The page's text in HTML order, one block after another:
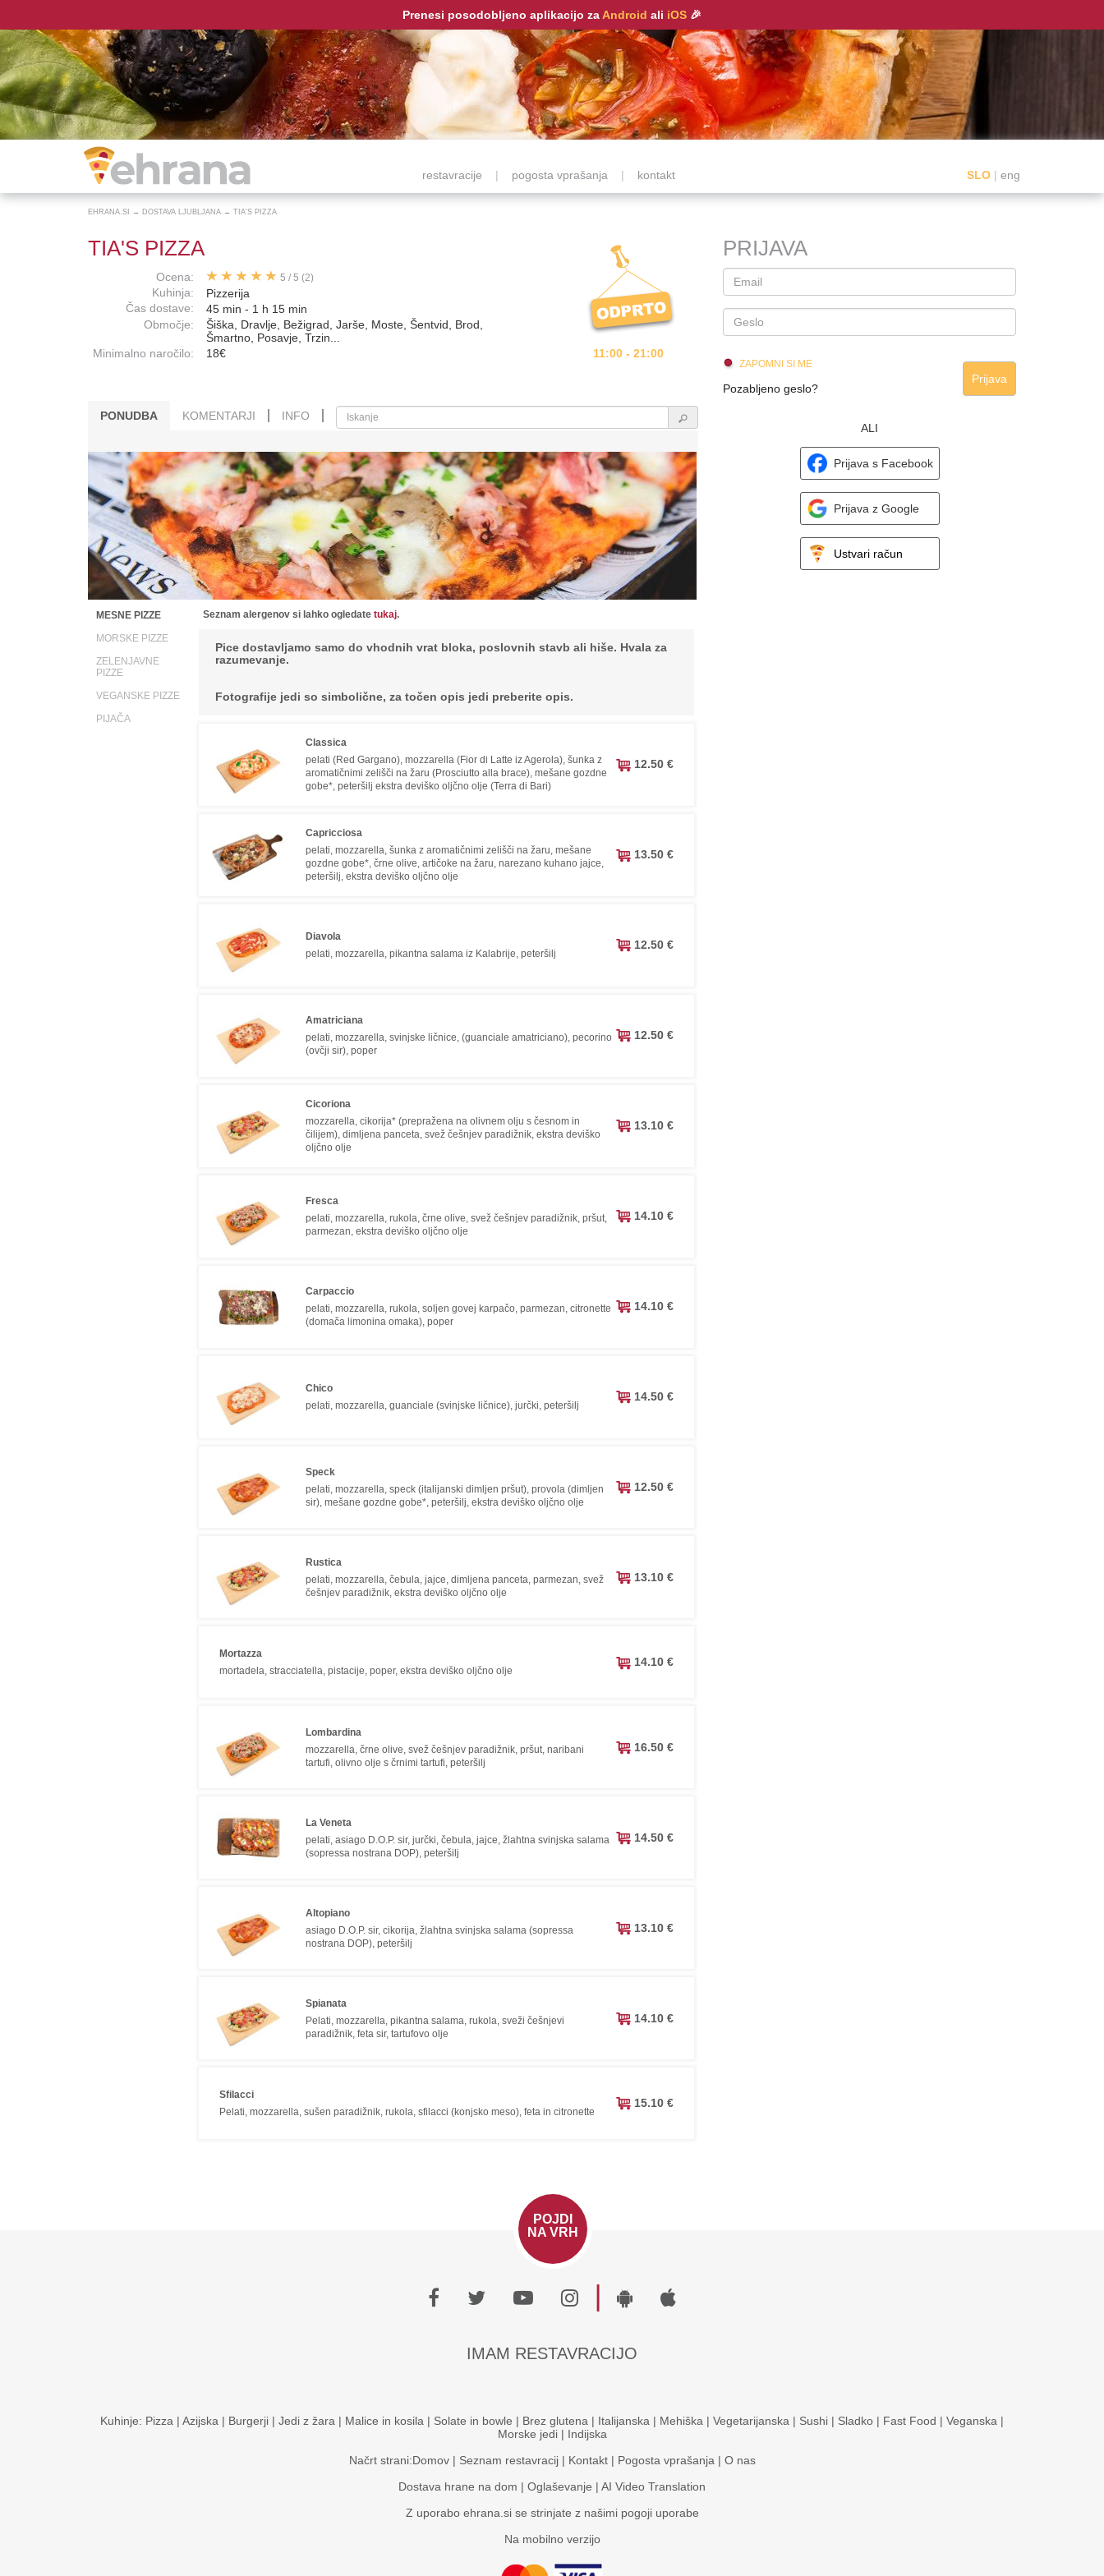
Prenesi posodobljeno aplikacijo za Android ali iOS 🎉
restavracije | pogosta vprašanja | kontakt SLO | eng
EHRANA.SI → DOSTAVA LJUBLJANA → TIA'S PIZZA
11:00 - 21:00
TIA'S PIZZA
Ocena:
Kuhinja:
Čas dostave:
5 /5 (2)
Pizzerija
45 min - 1 h 15 min
Območje:
Šiška, Dravlje, Bežigrad, Jarše, Moste, Šentvid, Brod,
Šmartno, Posavje, Trzin...
Minimalno naročilo:
18€
PONUDBA KOMENTARJI INFO
MESNE PIZZE
MORSKE PIZZE
ZELENJAVNE
PIZZE
VEGANSKE PIZZE
PIJAČA
Seznam alergenov si lahko ogledate tukaj.
Pice dostavljamo samo do vhodnih vrat bloka, poslovnih stavb ali hiše. Hvala za
razumevanje.
Fotografije jedi so simbolične, za točen opis jedi preberite opis.
Classica
pelati (Red Gargano), mozzarella (Fior di Latte iz Agerola), šunka z
aromatičnimi zelišči na žaru (Prosciutto alla brace), mešane gozdne
gobe*, peteršilj ekstra deviško oljčno olje (Terra di Bari)
12.50 €
Capricciosa
pelati, mozzarella, šunka z aromatičnimi zelišči na žaru, mešane
gozdne gobe*, črne olive, artičoke na žaru, narezano kuhano jajce,
peteršilj, ekstra deviško oljčno olje
13.50 €
Diavola
pelati, mozzarella, pikantna salama iz Kalabrije, peteršilj
12.50 €
Amatriciana
pelati, mozzarella, svinjske ličnice, (guanciale amatriciano), pecorino
(ovčji sir), poper
12.50 €
Cicoriona
mozzarella, cikorija* (prepražena na olivnem olju s česnom in
čilijem), dimljena panceta, svež češnjev paradižnik, ekstra deviško
oljčno olje
13.10 €
Fresca
pelati, mozzarella, rukola, črne olive, svež češnjev paradižnik, pršut,
parmezan, ekstra deviško oljčno olje
14.10 €
Carpaccio
pelati, mozzarella, rukola, soljen govej karpačo, parmezan, citronette
(domača limonina omaka), poper
14.10 €
Chico
pelati, mozzarella, guanciale (svinjske ličnice), jurčki, peteršilj
14.50 €
Speck
pelati, mozzarella, speck (italijanski dimljen pršut), provola (dimljen
sir), mešane gozdne gobe*, peteršilj, ekstra deviško oljčno olje
12.50 €
Rustica
pelati, mozzarella, čebula, jajce, dimljena panceta, parmezan, svež
češnjev paradižnik, ekstra deviško oljčno olje
13.10 €
Mortazza
mortadela, stracciatella, pistacije, poper, ekstra deviško oljčno olje
14.10 €
Lombardina
mozzarella, črne olive, svež češnjev paradižnik, pršut, naribani
tartufi, olivno olje s črnimi tartufi, peteršilj
16.50 €
La Veneta
pelati, asiago D.O.P. sir, jurčki, čebula, jajce, žlahtna svinjska salama
(sopressa nostrana DOP), peteršilj
14.50 €
Altopiano
asiago D.O.P. sir, cikorija, žlahtna svinjska salama (sopressa
nostrana DOP), peteršilj
13.10 €
Spianata
Pelati, mozzarella, pikantna salama, rukola, sveži češnjevi
paradižnik, feta sir, tartufovo olje
14.10 €
Sfilacci
Pelati, mozzarella, sušen paradižnik, rukola, sfilacci (konjsko meso), feta in citronette
15.10 €
PRIJAVA
ZAPOMNI SI ME
Pozabljeno geslo?
Prijava
ALI
Prijava s Facebook
Prijava z Google
Ustvari račun
POJDI
NA VRH
|
IMAM RESTAVRACIJO
Kuhinje: Pizza | Azijska | Burgerji | Jedi z žara | Malice in kosila | Solate in bowle | Brez glutena | Italijanska | Mehiška | Vegetarijanska | Sushi | Sladko | Fast Food | Veganska |
Morske jedi| Indijska
Načrt strani:Domov| Seznam restavracij| Kontakt| Pogosta vprašanja | O nas
Dostava hrane na dom | Oglaševanje | AI Video Translation
Z uporabo ehrana.si se strinjate z našimi pogoji uporabe
Na mobilno verzijo